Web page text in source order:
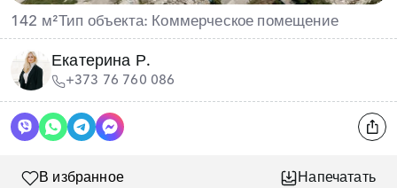
142 м²Тип объекта: Коммерческое помещение
Екатерина Р.
+373 76 760 086
В избранное Напечатать